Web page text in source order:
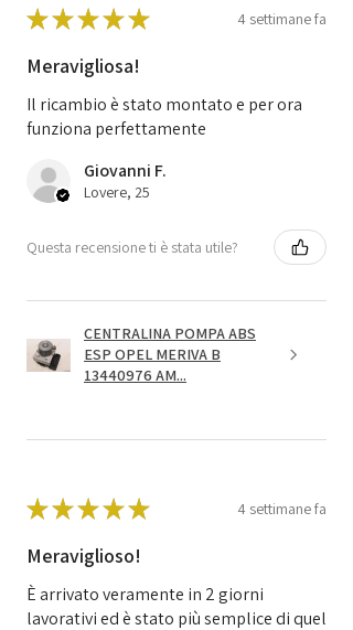
★★★★★ 4 settimane fa
Meravigliosa!
Il ricambio è stato montato e per ora
funziona perfettamente
Giovanni F.
Lovere, 25
Questa recensione ti è stata utile?
CENTRALINA POMPA ABS
ESP OPEL MERIVA B
13440976 AM...
★★★★★ 4 settimane fa
Meraviglioso!
È arrivato veramente in 2 giorni
lavorativi ed è stato più semplice di quel